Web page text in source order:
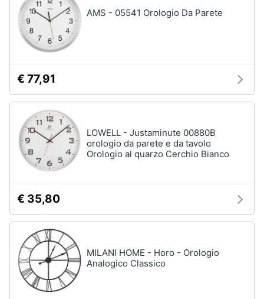
Salute
e
Beauty
Giocattoli
Prima
infanzia
Fotografia
Casalinghi
Abbigliamento
Sport
Comodini
Materasso
matrimoniale
Vedi
tutti
Cameretta
Cavallo
Fasciatoio
Letti
castello
Peluche
Vedi
AMS - 05541 Orologio Da Parete
€ 77,91
LOWELL - Justaminute 00880B
orologio da parete e da tavolo
Orologio al quarzo Cerchio Bianco
€ 35,80
MILANI HOME - Horo - Orologio
Analogico Classico